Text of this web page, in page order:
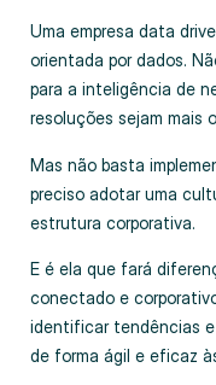
Uma empresa data
orientada por dados.
para a inteligência de
resoluções sejam mais
Mas não basta
preciso adotar uma
estrutura corporativa.
E é ela que fará
conectado e
identificar tendências e
de forma ágil e eficaz